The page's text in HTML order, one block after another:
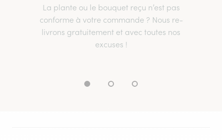
La plante ou le bouquet reçu n’est pas
conforme à votre commande ? Nous re-
livrons gratuitement et avec toutes nos
excuses !